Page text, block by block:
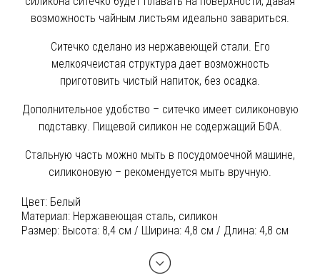
возможность чайным листьям идеально завариться.
Ситечко сделано из нержавеющей стали. Его
мелкоячеистая структура дает возможность
приготовить чистый напиток, без осадка.
Дополнительное удобство – ситечко имеет силиконовую
подставку. Пищевой силикон не содержащий БФА.
Стальную часть можно мыть в посудомоечной машине,
силиконовую – рекомендуется мыть вручную.
Цвет: Белый
Материал: Нержавеющая сталь, силикон
Размер: Высота: 8,4 см / Ширина: 4,8 см / Длина: 4,8 см